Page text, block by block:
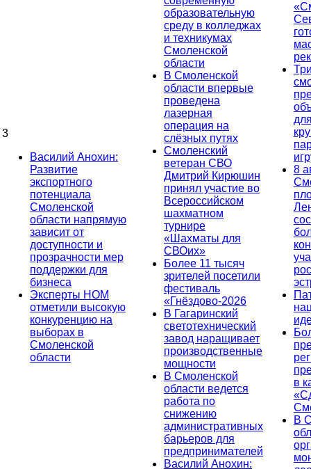
3
Василий Анохин:
Развитие
экспортного
потенциала
Смоленской
области напрямую
зависит от
доступности и
прозрачности мер
поддержки для
бизнеса
Эксперты НОМ
отметили высокую
конкуренцию на
выборах в
Смоленской
области
образовательную
среду в колледжах
и техникумах
Смоленской
области
В Смоленской
области впервые
проведена
лазерная
операция на
слёзных путях
Смоленский
ветеран СВО
Дмитрий Кирюшин
принял участие во
Всероссийском
шахматном
турнире
«Шахматы для
СВОих»
Более 11 тысяч
зрителей посетили
фестиваль
«Гнёздово-2026
В Гагаринский
светотехнический
завод наращивает
производственные
мощности
В Смоленской
области ведется
работа по
снижению
административных
барьеров для
предпринимателей
Василий Анохин:
8
в
В